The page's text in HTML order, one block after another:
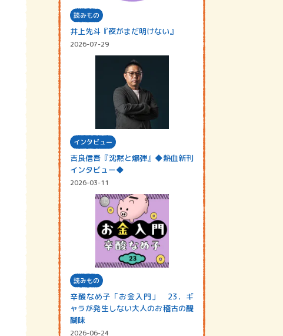
読みもの
井上先斗『夜がまだ明けない』
2026-07-29
インタビュー
吉良信吾『沈黙と爆弾』◆熱血新刊
インタビュー◆
2026-03-11
読みもの
辛酸なめ子「お金入門」 23．ギ
ャラが発生しない大人のお稽古の醍
醐味
2026-06-24